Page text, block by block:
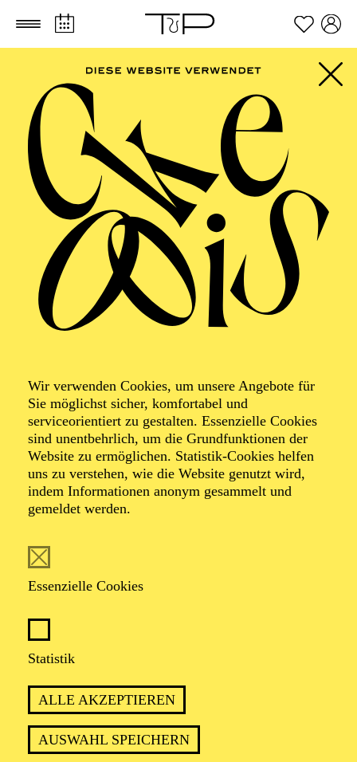
Zum Hauptinhalt springen Zum Footer springen
Wir verwenden Cookies, um unsere Angebote für
Sie möglichst sicher, komfortabel und
serviceorientiert zu gestalten. Essenzielle Cookies
sind unentbehrlich, um die Grundfunktionen der
Website zu ermöglichen. Statistik-Cookies helfen
uns zu verstehen, wie die Website genutzt wird,
indem Informationen anonym gesammelt und
gemeldet werden.
Essenzielle Cookies
Statistik
ALLE AKZEPTIEREN
AUSWAHL SPEICHERN
AALTO BALLETT
Tanz­hommage an
Queen
Tanzstück von Ben Van Cauwenbergh
Musik von Queen
ERLEBEN SIE HITS WIE „WE WILL
UND „BOHEMIAN RHAPSODY“ MIT
AUGEN UND OHREN NEU!